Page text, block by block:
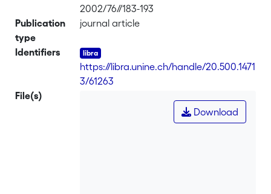
2002/76//183-193
Publication
type
journal article
Identifiers
https://libra.unine.ch/handle/20.500.1471
3/61263
File(s)
Download